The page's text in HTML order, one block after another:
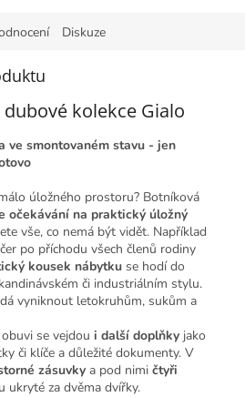
Diskuze
kolekce Gialo
ve smontovaném stavu - jen
úložného prostoru? Botníková
očekávání na praktický úložný
vše, co nemá být vidět. Například
po příchodu všech členů rodiny
kousek nábytku se hodí do
či industriálním stylu.
dá vyniknout letokruhům, sukům a
se vejdou i další doplňky jako
či klíče a důležité dokumenty. V
zásuvky a pod nimi čtyři
ukryté za dvěma dvířky.